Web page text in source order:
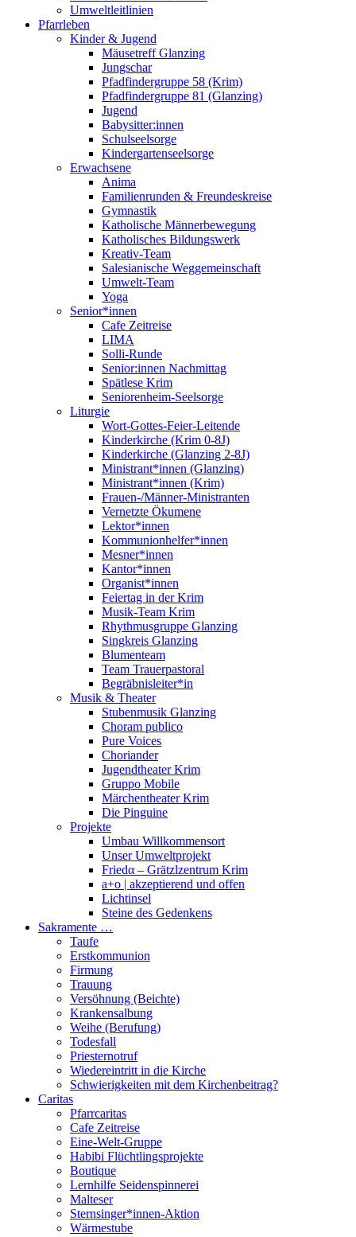
Umweltleitlinien
Pfarrleben
Kinder & Jugend
Mäusetreff Glanzing
Jungschar
Pfadfindergruppe 58 (Krim)
Pfadfindergruppe 81 (Glanzing)
Jugend
Babysitter:innen
Schulseelsorge
Kindergartenseelsorge
Erwachsene
Anima
Familienrunden & Freundeskreise
Gymnastik
Katholische Männerbewegung
Katholisches Bildungswerk
Kreativ-Team
Salesianische Weggemeinschaft
Umwelt-Team
Yoga
Senior*innen
Cafe Zeitreise
LIMA
Solli-Runde
Senior:innen Nachmittag
Spätlese Krim
Seniorenheim-Seelsorge
Liturgie
Wort-Gottes-Feier-Leitende
Kinderkirche (Krim 0-8J)
Kinderkirche (Glanzing 2-8J)
Ministrant*innen (Glanzing)
Ministrant*innen (Krim)
Frauen-/Männer-Ministranten
Vernetzte Ökumene
Lektor*innen
Kommunionhelfer*innen
Mesner*innen
Kantor*innen
Organist*innen
Feiertag in der Krim
Musik-Team Krim
Rhythmusgruppe Glanzing
Singkreis Glanzing
Blumenteam
Team Trauerpastoral
Begräbnisleiter*in
Musik & Theater
Stubenmusik Glanzing
Choram publico
Pure Voices
Choriander
Jugendtheater Krim
Gruppo Mobile
Märchentheater Krim
Die Pinguine
Projekte
Umbau Willkommensort
Unser Umweltprojekt
Friedα – Grätzlzentrum Krim
a+o | akzeptierend und offen
Lichtinsel
Steine des Gedenkens
Sakramente …
Taufe
Erstkommunion
Firmung
Trauung
Versöhnung (Beichte)
Krankensalbung
Weihe (Berufung)
Todesfall
Priesternotruf
Wiedereintritt in die Kirche
Schwierigkeiten mit dem Kirchenbeitrag?
Caritas
Pfarrcaritas
Cafe Zeitreise
Eine-Welt-Gruppe
Habibi Flüchtlingsprojekte
Boutique
Lernhilfe Seidenspinnerei
Malteser
Sternsinger*innen-Aktion
Wärmestube